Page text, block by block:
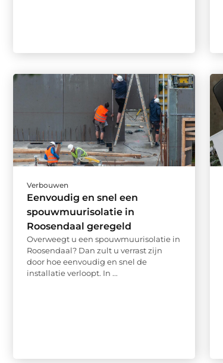
Verbouwen
Eenvoudig en snel een
spouwmuurisolatie in
Roosendaal geregeld
Overweegt u een spouwmuurisolatie in
Roosendaal? Dan zult u verrast zijn
door hoe eenvoudig en snel de
installatie verloopt. In ...